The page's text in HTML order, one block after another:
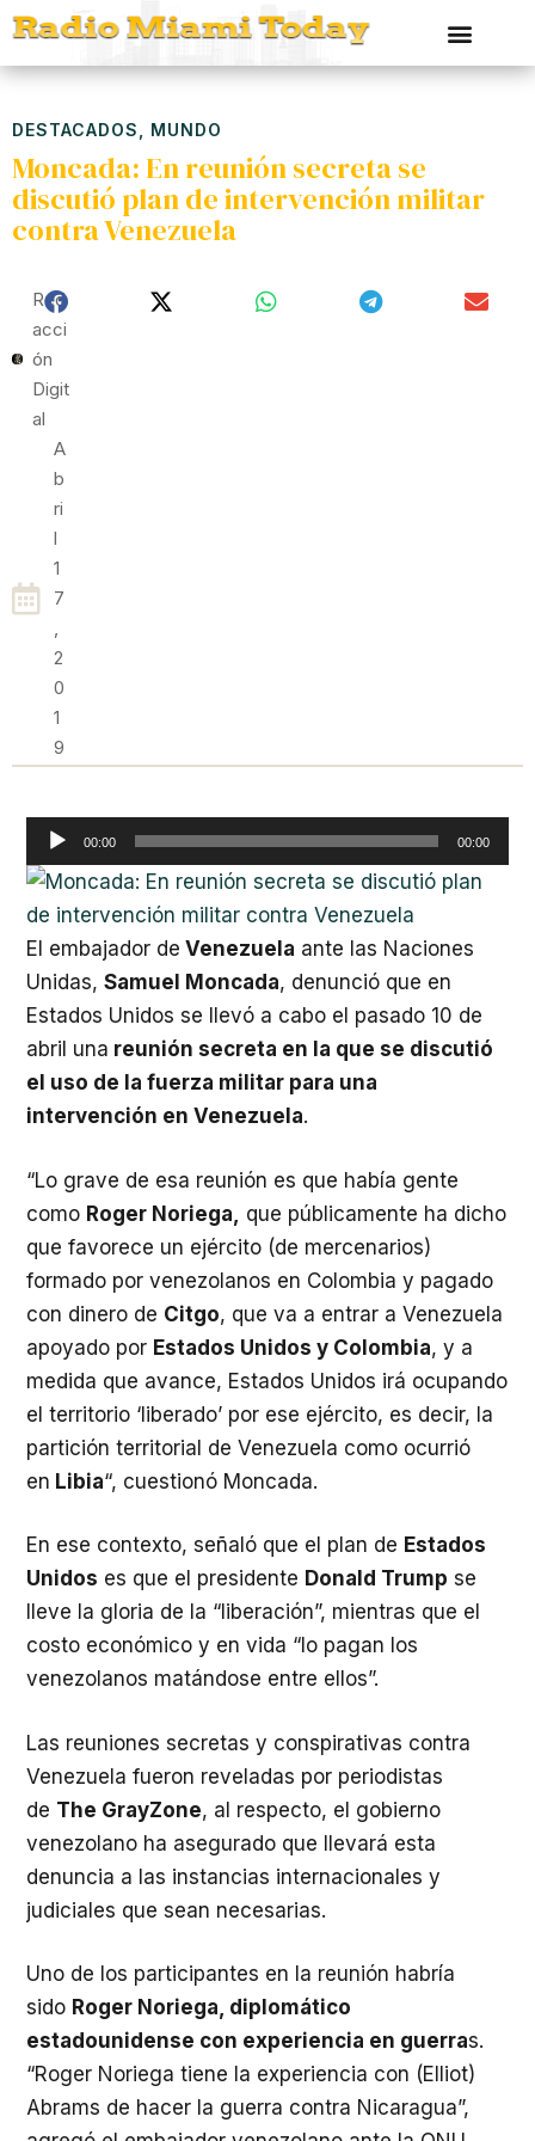
DESTACADOS MUNDO
Moncada: En reunión secreta se
discutió plan de intervención militar
contra Venezuela
Red
Acci
Ón
Digit
Al
A
B
Ri
L
1
7
,
2
0
1
9
Reproductor
de
00:00 00:00
El embajador de Venezuela ante las Naciones
Unidas, Samuel Moncada, denunció que en
Estados Unidos se llevó a cabo el pasado 10 de
abril una reunión secreta en la que se discutió
el uso de la fuerza militar para una
intervención en Venezuela.
“Lo grave de esa reunión es que había gente
como Roger Noriega,
que públicamente ha dicho
que favorece un ejército (de mercenarios)
formado por venezolanos en Colombia y pagado
con dinero de Citgo, que va a entrar a Venezuela
apoyado por Estados Unidos y Colombia, y a
medida que avance, Estados Unidos irá ocupando
el territorio ‘liberado’ por ese ejército, es decir, la
partición territorial de Venezuela como ocurrió
en Libia“, cuestionó Moncada.
En ese contexto, señaló que el plan de Estados
Unidos es que el presidente Donald Trump se
lleve la gloria de la “liberación”, mientras que el
costo económico y en vida “lo pagan los
venezolanos matándose entre ellos”.
Las reuniones secretas y conspirativas contra
Venezuela fueron reveladas por periodistas
de The GrayZone, al respecto, el gobierno
venezolano ha asegurado que llevará esta
denuncia a las instancias internacionales y
judiciales que sean necesarias.
Uno de los participantes en la reunión habría
sido Roger Noriega, diplomático
estadounidense con experiencia en guerras.
“Roger Noriega tiene la experiencia con (Elliot)
Abrams de hacer la guerra contra Nicaragua”,